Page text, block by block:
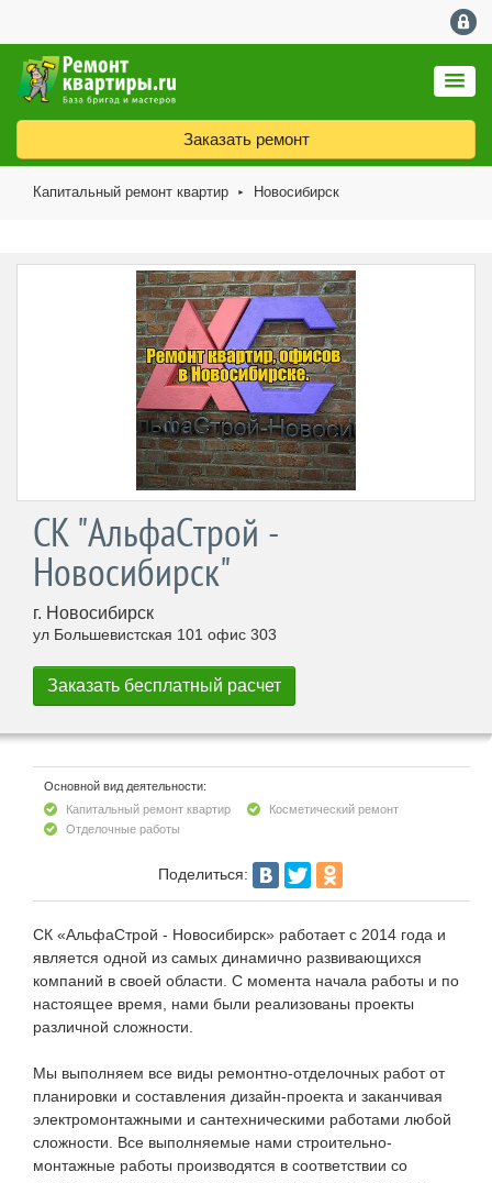
Заказать ремонт
Капитальный ремонт квартир ► Новосибирск
СК "АльфаСтрой -
Новосибирск"
г. Новосибирск
ул Большевистская 101 офис 303
Основной вид деятельности:
Капитальный ремонт квартир
Косметический ремонт
Отделочные работы
Поделиться:
СК «АльфаСтрой - Новосибирск» работает с 2014 года и
является одной из самых динамично развивающихся
компаний в своей области. С момента начала работы и по
настоящее время, нами были реализованы проекты
различной сложности.
Мы выполняем все виды ремонтно-отделочных работ от
планировки и составления дизайн-проекта и заканчивая
электромонтажными и сантехническими работами любой
сложности. Все выполняемые нами строительно-
монтажные работы производятся в соответствии со